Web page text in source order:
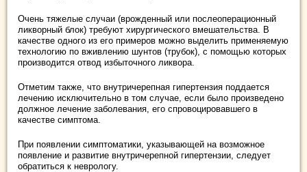
Очень тяжелые случаи (врожденный или послеоперационный
ликворный блок) требуют хирургического вмешательства. В
качестве одного из его примеров можно выделить применяемую
технологию по вживлению шунтов (трубок), с помощью которых
производится отвод избыточного ликвора.
Отметим также, что внутричерепная гипертензия поддается
лечению исключительно в том случае, если было произведено
должное лечение заболевания, его спровоцировавшего в
качестве симптома.
При появлении симптоматики, указывающей на возможное
появление и развитие внутричерепной гипертензии, следует
обратиться к неврологу.